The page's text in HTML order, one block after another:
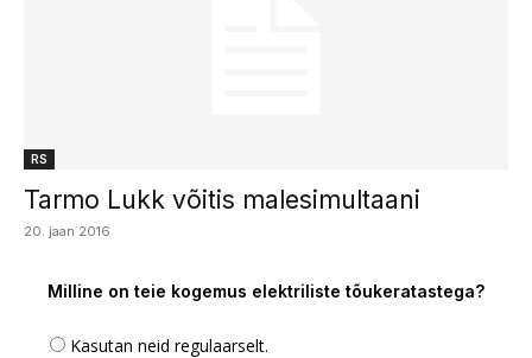
RS
Tarmo Lukk võitis malesimultaani
20. jaan 2016
Milline on teie kogemus elektriliste tõukeratastega?
Kasutan neid regulaarselt.